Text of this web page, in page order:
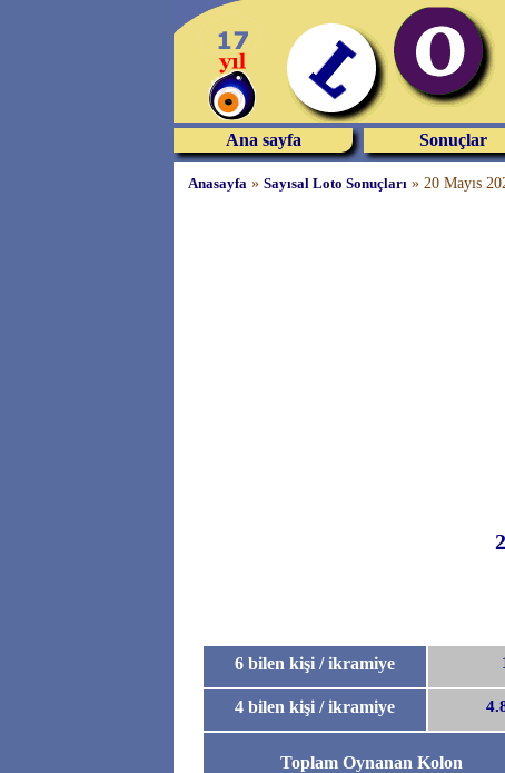
Ana sayfa Sonuçlar
Anasayfa » Sayısal Loto Sonuçları » 20 Mayıs
6 bilen kişi / ikramiye
4 bilen kişi / ikramiye
Toplam Oynanan Kolon